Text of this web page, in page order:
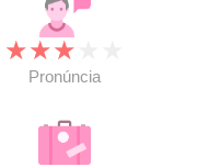
★★★
Pronúncia